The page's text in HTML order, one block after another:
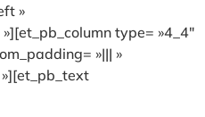
»
type= »4_4″
»||| »